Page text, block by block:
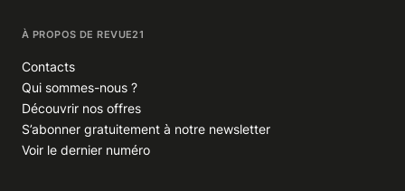
À PROPOS DE REVUE21
Contacts
Qui sommes-nous ?
Découvrir nos offres
S’abonner gratuitement à notre newsletter
Voir le dernier numéro